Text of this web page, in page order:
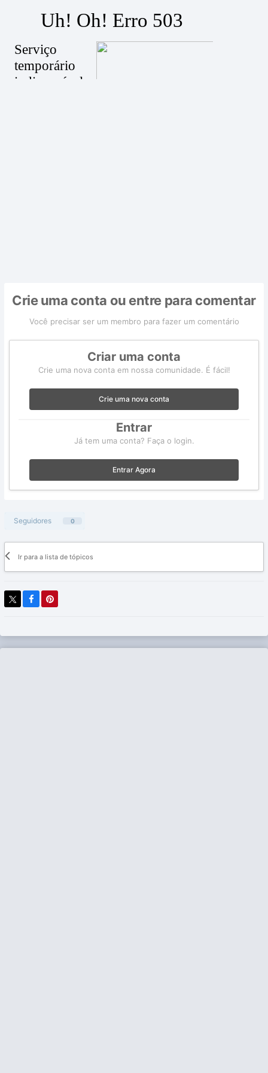
Crie uma conta ou entre para comentar
Você precisar ser um membro para fazer um comentário
Criar uma conta
Crie uma nova conta em nossa comunidade. É fácil!
Crie uma nova conta
Entrar
Já tem uma conta? Faça o login.
Entrar Agora
Seguidores 0
Ir para a lista de tópicos